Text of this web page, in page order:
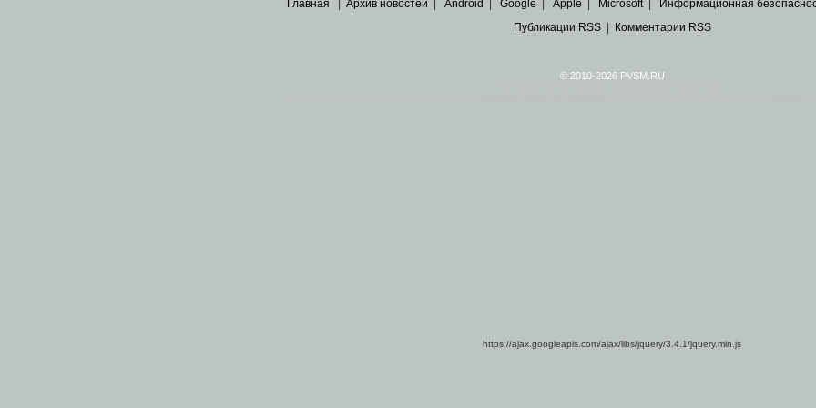
Главная Архив новостей Android Google Apple Microsoft| Информационная
Публикации RSS| Комментарии RSS
© 2010-2026 PVSM.RU
https://ajax.googleapis.com/ajax/libs/jquery/3.4.1/jquery.min.js